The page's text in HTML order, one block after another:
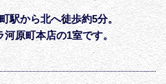
駅から北へ徒歩約5分。
河原町本店の1室です。